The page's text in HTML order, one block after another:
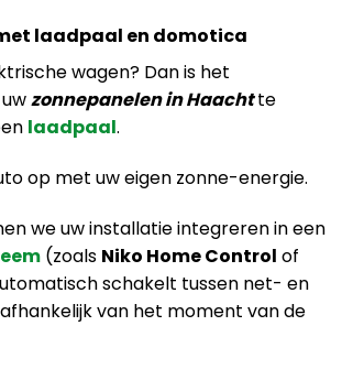
laadpaal en domotica
wagen? Dan is het
zonnepanelen in Haachtte
laadpaal.
op met uw eigen zonne-energie.
we uw installatie integreren in een
(zoals Niko Home Control of
schakelt tussen net- en
van het moment van de